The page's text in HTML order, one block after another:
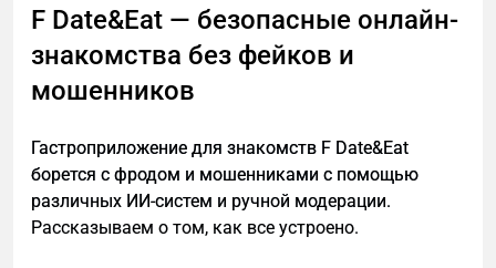
облегчить процесс.
F Date&Eat — безопасные онлайн-
знакомства без фейков и
мошенников
Гастроприложение для знакомств F Date&Eat
борется с фродом и мошенниками с помощью
различных ИИ-систем и ручной модерации.
Рассказываем о том, как все устроено.